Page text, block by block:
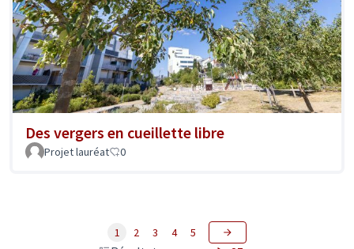
Des vergers en cueillette libre
Projet lauréat 0
1 2 3 4 5